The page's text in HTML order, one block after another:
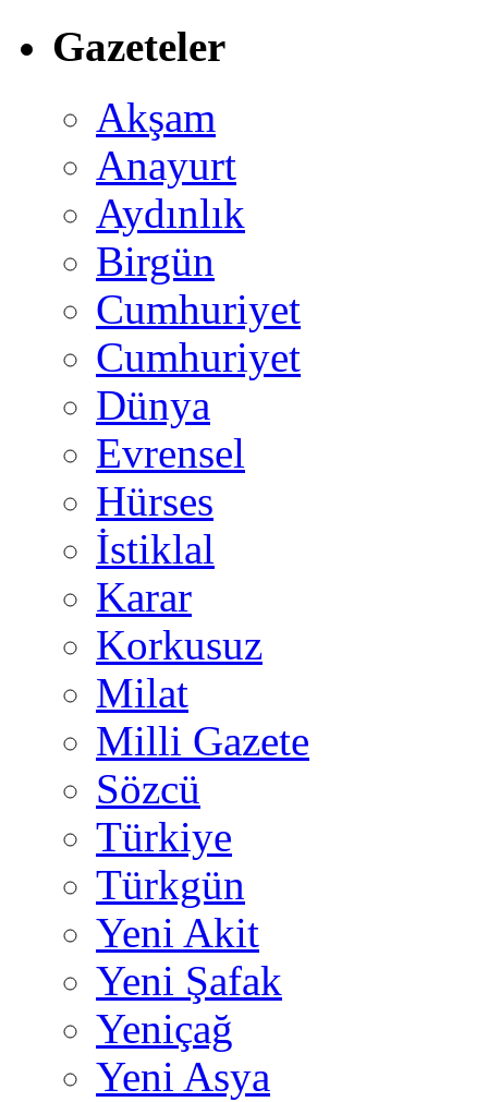
Gazeteler
Akşam
Anayurt
Aydınlık
Birgün
Cumhuriyet
Cumhuriyet
Dünya
Evrensel
Hürses
İstiklal
Karar
Korkusuz
Milat
Milli Gazete
Sözcü
Türkiye
Türkgün
Yeni Akit
Yeni Şafak
Yeniçağ
Yeni Asya